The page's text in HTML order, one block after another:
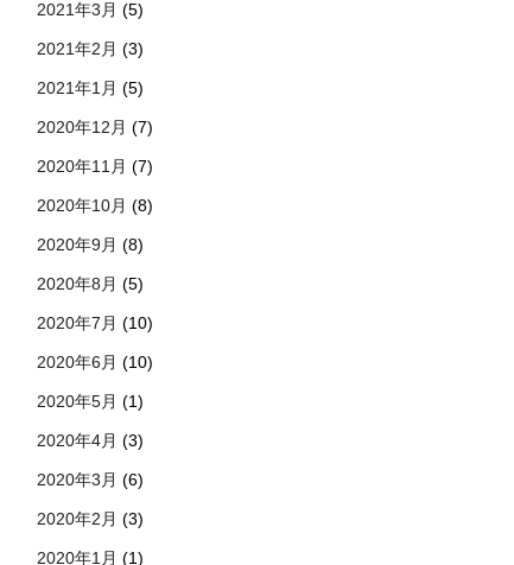
2021年3月 (5)
2021年2月 (3)
2021年1月 (5)
2020年12月 (7)
2020年11月 (7)
2020年10月 (8)
2020年9月 (8)
2020年8月 (5)
2020年7月 (10)
2020年6月 (10)
2020年5月 (1)
2020年4月 (3)
2020年3月 (6)
2020年2月 (3)
2020年1月 (1)